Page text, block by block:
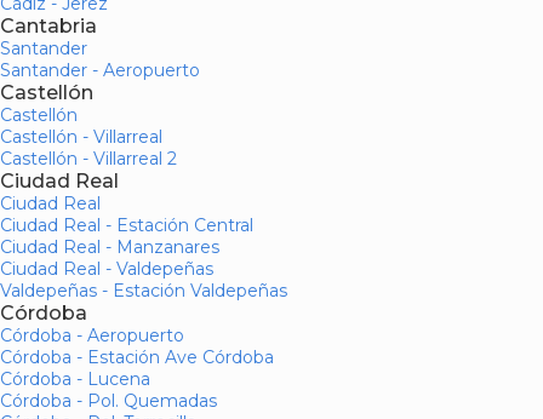
Cantabria
Santander
Santander - Aeropuerto
Castellón
Castellón
Castellón - Villarreal
Castellón - Villarreal 2
Ciudad Real
Ciudad Real
Ciudad Real - Estación Central
Ciudad Real - Manzanares
Ciudad Real - Valdepeñas
Valdepeñas - Estación Valdepeñas
Córdoba
Córdoba - Aeropuerto
Córdoba - Estación Ave Córdoba
Córdoba - Lucena
Córdoba - Pol. Quemadas